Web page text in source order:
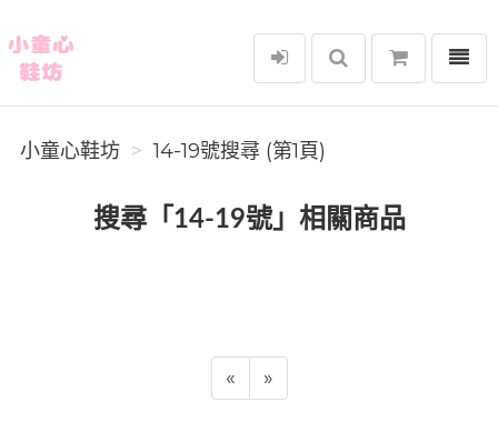
小童心鞋坊
選單
小童心鞋坊 14-19號搜尋 (第1頁)
搜尋「14-19號」相關商品
« »